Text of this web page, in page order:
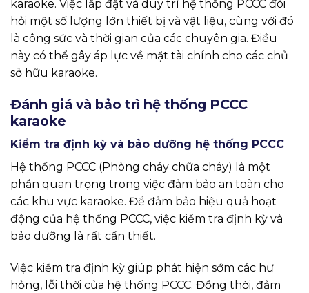
karaoke. Việc lắp đặt và duy trì hệ thống PCCC đòi
hỏi một số lượng lớn thiết bị và vật liệu, cùng với đó
là công sức và thời gian của các chuyên gia. Điều
này có thể gây áp lực về mặt tài chính cho các chủ
sở hữu karaoke.
Đánh giá và bảo trì hệ thống PCCC
karaoke
Kiểm tra định kỳ và bảo dưỡng hệ thống PCCC
Hệ thống PCCC (Phòng cháy chữa cháy) là một
phần quan trọng trong việc đảm bảo an toàn cho
các khu vực karaoke. Để đảm bảo hiệu quả hoạt
động của hệ thống PCCC, việc kiểm tra định kỳ và
bảo dưỡng là rất cần thiết.
Việc kiểm tra định kỳ giúp phát hiện sớm các hư
hỏng, lỗi thời của hệ thống PCCC. Đồng thời, đảm